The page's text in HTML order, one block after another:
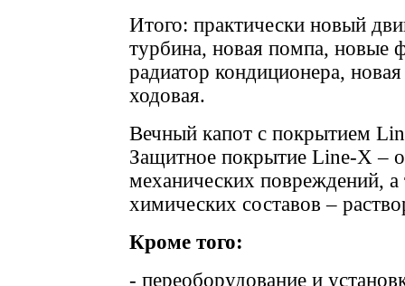
Итого: практически новый
турбина, новая помпа, новые
радиатор кондиционера,
ходовая.
Вечный капот с покрытием
Защитное покрытие Line-X –
механических повреждений, а
химических составов –
Кроме того:
- переоборудование и